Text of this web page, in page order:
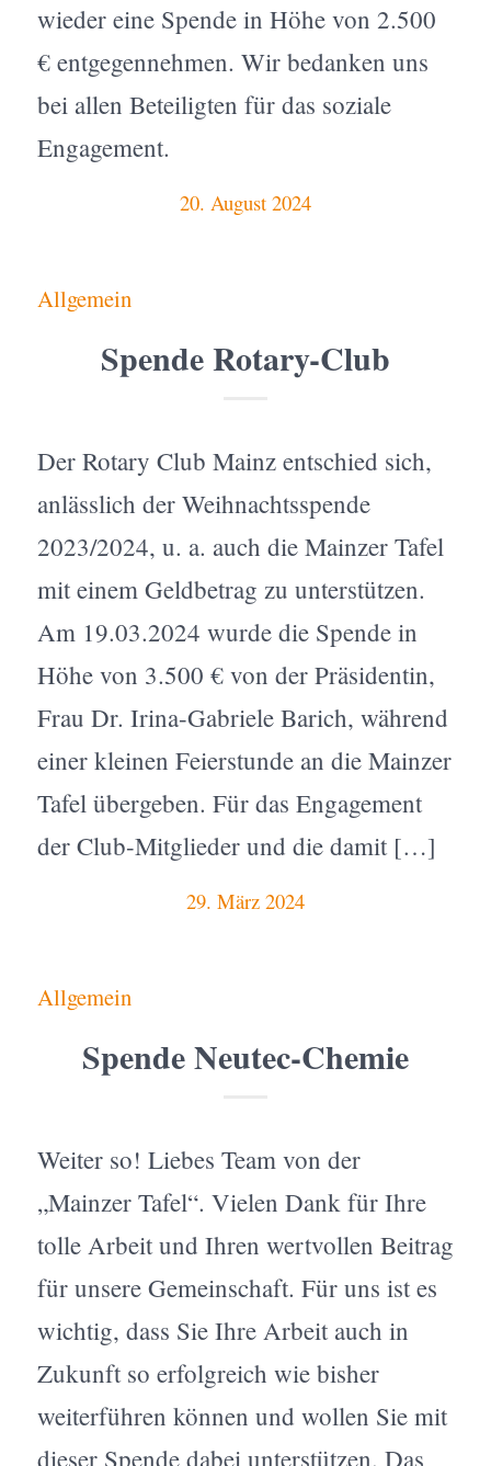
wieder eine Spende in Höhe von 2.500
€ entgegennehmen. Wir bedanken uns
bei allen Beteiligten für das soziale
Engagement.
20. August 2024
Allgemein
Spende Rotary-Club
Der Rotary Club Mainz entschied sich,
anlässlich der Weihnachtsspende
2023/2024, u. a. auch die Mainzer Tafel
mit einem Geldbetrag zu unterstützen.
Am 19.03.2024 wurde die Spende in
Höhe von 3.500 € von der Präsidentin,
Frau Dr. Irina-Gabriele Barich, während
einer kleinen Feierstunde an die Mainzer
Tafel übergeben. Für das Engagement
der Club-Mitglieder und die damit […]
29. März 2024
Allgemein
Spende Neutec-Chemie
Weiter so! Liebes Team von der
„Mainzer Tafel“. Vielen Dank für Ihre
tolle Arbeit und Ihren wertvollen Beitrag
für unsere Gemeinschaft. Für uns ist es
wichtig, dass Sie Ihre Arbeit auch in
Zukunft so erfolgreich wie bisher
weiterführen können und wollen Sie mit
dieser Spende dabei unterstützen. Das